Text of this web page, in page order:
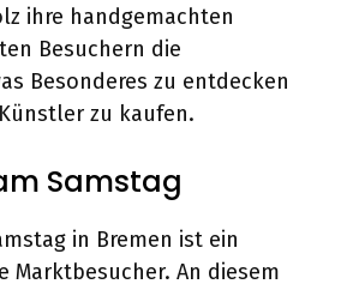
ihre handgemachten
Besuchern die
Besonderes zu entdecken
zu kaufen.
Samstag
in Bremen ist ein
Marktbesucher. An diesem